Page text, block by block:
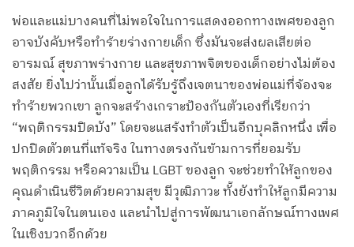
พ่อและแม่บางคนที่ไม่พอใจในการแสดงออกทางเพศของลูก
อาจบังคับหรือทำร้ายร่างกายเด็ก ซึ่งมันจะส่งผลเสียต่อ
อารมณ์ สุขภาพร่างกาย และสุขภาพจิตของเด็กอย่างไม่ต้อง
สงสัย ยิ่งไปว่านั้นเมื่อลูกได้รับรู้ถึงเจตนาของพ่อแม่ที่จ้องจะ
ทำร้ายพวกเขา ลูกจะสร้างเกราะป้องกันตัวเองที่เรียกว่า
“พฤติกรรมปิดบัง” โดยจะแสร้งทำตัวเป็นอีกบุคลิกหนึ่ง เพื่อ
ปกปิดตัวตนที่แท้จริง ในทางตรงกันข้ามการที่ยอมรับ
พฤติกรรม หรือความเป็น LGBT ของลูก จะช่วยทำให้ลูกของ
คุณดำเนินชีวิตด้วยความสุข มีวุฒิภาวะ ทั้งยังทำให้ลูกมีความ
ภาคภูมิใจในตนเอง และนำไปสู่การพัฒนาเอกลักษณ์ทางเพศ
ในเชิงบวกอีกด้วย